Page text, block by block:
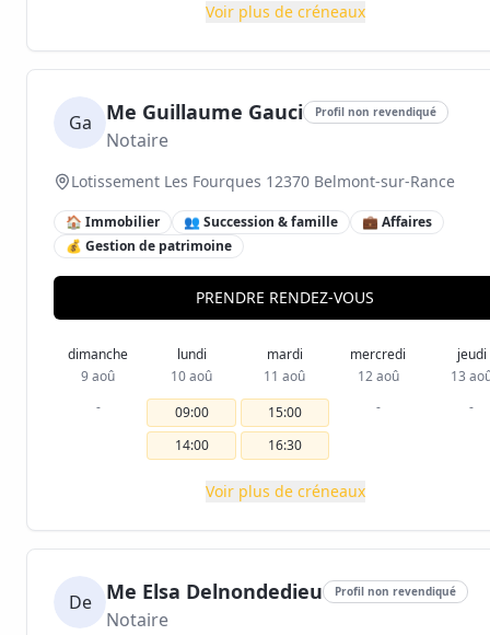
Voir plus de créneaux
Ga Me Guillaume Gauci Profil non revendiqué
Notaire
Lotissement Les Fourques 12370 Belmont-sur-Rance
🏠 Immobilier 👥 Succession & famille
💼 Affaires
💰 Gestion de patrimoine
PRENDRE RENDEZ-VOUS
dimanche
9 aoû
-
lundi
10 aoû
09:00
14:00
mardi
11 aoû
15:00
16:30
mercredi
12 aoû
-
jeudi
13
-
Voir plus de créneaux
De Me Elsa Delnondedieu Profil non revendiqué
Notaire